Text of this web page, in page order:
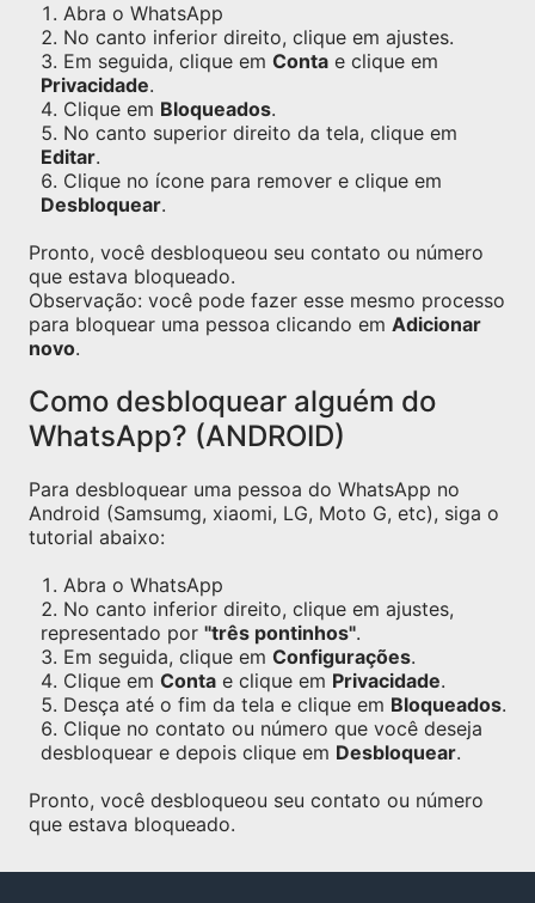
Abra o WhatsApp
No canto inferior direito, clique em ajustes.
Em seguida, clique em Conta e clique em
Privacidade.
Clique em Bloqueados.
No canto superior direito da tela, clique em
Editar.
Clique no ícone para remover e clique em
Desbloquear.
Pronto, você desbloqueou seu contato ou número
que estava bloqueado.
Observação: você pode fazer esse mesmo processo
para bloquear uma pessoa clicando em Adicionar
novo.
Como desbloquear alguém do
WhatsApp? (ANDROID)
Para desbloquear uma pessoa do WhatsApp no
Android (Samsumg, xiaomi, LG, Moto G, etc), siga o
tutorial abaixo:
Abra o WhatsApp
No canto inferior direito, clique em ajustes,
representado por "três pontinhos".
Em seguida, clique em Configurações.
Clique em Conta e clique em Privacidade.
Desça até o fim da tela e clique em Bloqueados.
Clique no contato ou número que você deseja
desbloquear e depois clique em Desbloquear.
Pronto, você desbloqueou seu contato ou número
que estava bloqueado.